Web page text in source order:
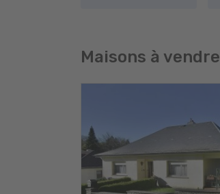
Maisons à vendre